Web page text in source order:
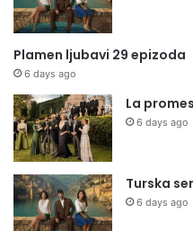
Plamen ljubavi 29 epizoda
6 days ago
La
6 days ago
Turska
6 days ago